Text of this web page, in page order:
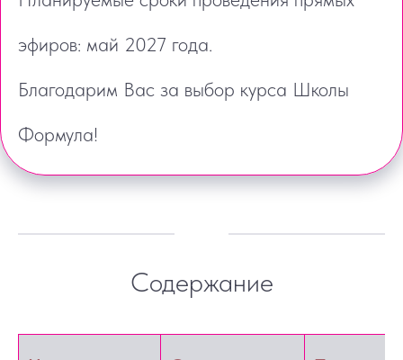
эфиров: май 2027 года.
Благодарим Вас за выбор курса Школы
Формула!
Содержание